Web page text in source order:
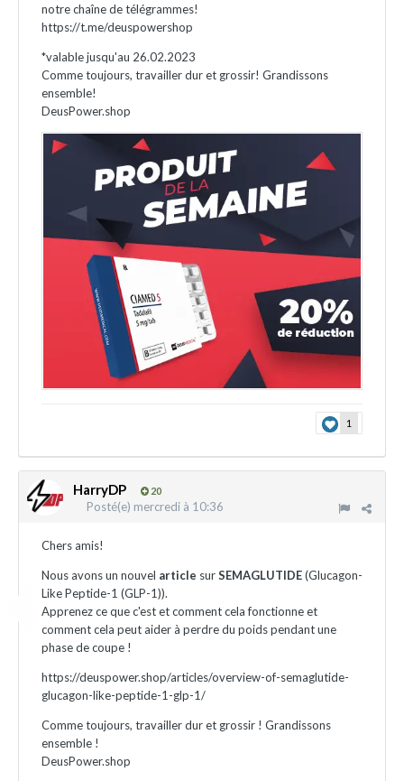
notre chaîne de télégrammes!
https://t.me/deuspowershop
*valable jusqu'au 26.02.2023
Comme toujours, travailler dur et grossir! Grandissons
ensemble!
DeusPower.shop
1
HarryDP 20
Posté(e) mercredi à 10:36
Chers amis!
Nous avons un nouvel article surSEMAGLUTIDE(Glucagon-
Like Peptide-1 (GLP-1)).
Apprenez ce que c'est et comment cela fonctionne et
comment cela peut aider à perdre du poids pendant une
phase de coupe !
https://deuspower.shop/articles/overview-of-semaglutide-
glucagon-like-peptide-1-glp-1/
Comme toujours, travailler dur et grossir ! Grandissons
ensemble !
DeusPower.shop